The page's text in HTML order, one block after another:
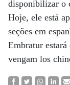
disponibilizar o
Hoje, ele está
seções em
Embratur
vengam los